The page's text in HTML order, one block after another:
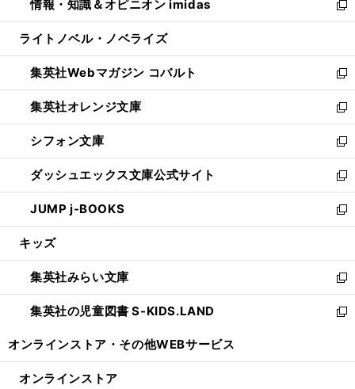
く
で
開
ド
ウ
開
く
ィ
ン
ウ
で
開
く
い
ウ
ン
ド
ウ
で
開
く
情報・知識＆オピニオン imidas
新
し
ウ
ィ
ン
ド
ウ
で
開
く
ライトノベル・ノベライズ
集英社Webマガジン コバルト
新
し
い
ウ
ィ
ン
ド
ウ
で
開
集英社オレンジ文庫
新
し
い
ウ
ィ
ン
ド
ウ
開
く
シフォン文庫
新
し
い
ウ
ィ
ン
ウ
で
開
く
ダッシュエックス文庫公式サイト
新
し
い
ウ
ン
ド
ウ
で
JUMP j-BOOKS
新
し
ウ
ィ
ン
ド
開
キッズ
集英社みらい文庫
新
し
い
ン
集英社の児童図書 S-KIDS.LAND
新
ウ
オンラインストア・ その他WEBサービス
オンラインストア